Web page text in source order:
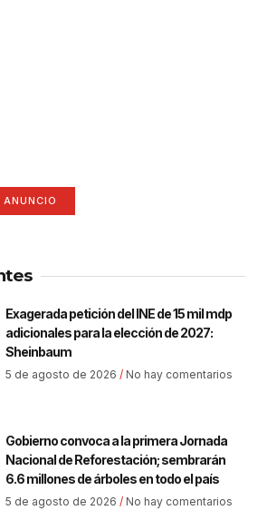
Exagerada petición del INE de 15 mil mdp
adicionales para la elección de 2027:
Sheinbaum
5 de agosto de 2026 No hay comentarios
Gobierno convoca a la primera Jornada
Nacional de Reforestación; sembrarán
6.6 millones de árboles en todo el país
5 de agosto de 2026 No hay comentarios